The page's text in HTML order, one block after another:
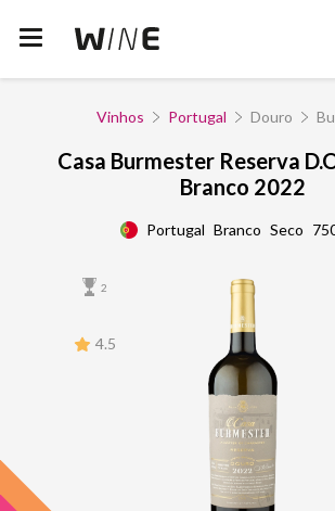
Vinhos Portugal Douro
Casa Burmester Reserva
Branco 2022
Portugal Branco Seco
2
4.5